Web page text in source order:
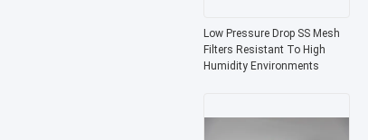
Low Pressure Drop SS Mesh
Filters Resistant To High
Humidity Environments